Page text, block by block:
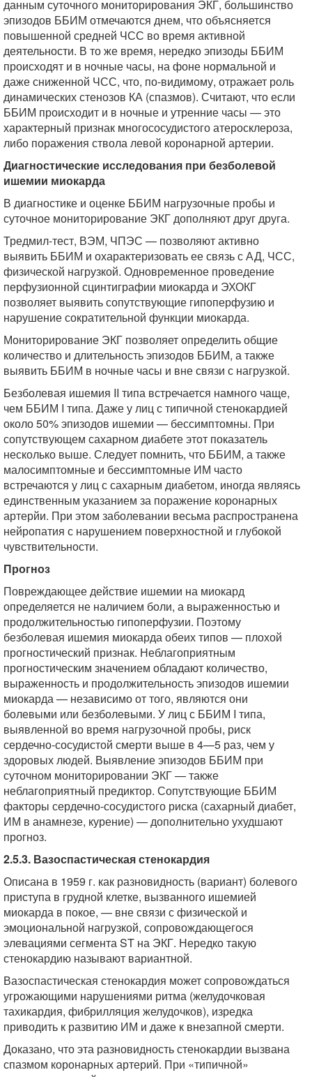
данным суточного мониторирования ЭКГ, большинство
эпизодов ББИМ отмечаются днем, что объясняется
повышенной средней ЧСС во время активной
деятельности. В то же время, нередко эпизоды ББИМ
происходят и в ночные часы, на фоне нормальной и
даже сниженной ЧСС, что, по-видимому, отражает роль
динамических стенозов КА (спазмов). Считают, что если
ББИМ происходит и в ночные и утренние часы — это
характерный признак многососудистого атеросклероза,
либо поражения ствола левой коронарной артерии.
Диагностические исследования при безболевой
ишемии миокарда
В диагностике и оценке ББИМ нагрузочные пробы и
суточное мониторирование ЭКГ дополняют друг друга.
Тредмил-тест, ВЭМ, ЧПЭС — позволяют активно
выявить ББИМ и охарактеризовать ее связь с АД, ЧСС,
физической нагрузкой. Одновременное проведение
перфузионной сцинтиграфии миокарда и ЭХОКГ
позволяет выявить сопутствующие гипоперфузию и
нарушение сократительной функции миокарда.
Мониторирование ЭКГ позволяет определить общие
количество и длительность эпизодов ББИМ, а также
выявить ББИМ в ночные часы и вне связи с нагрузкой.
Безболевая ишемия II типа встречается намного чаще,
чем ББИМ I типа. Даже у лиц с типичной стенокардией
около 50% эпизодов ишемии — бессимптомны. При
сопутствующем сахарном диабете этот показатель
несколько выше. Следует помнить, что ББИМ, а также
малосимптомные и бессимптомные ИМ часто
встречаются у лиц с сахарным диабетом, иногда являясь
единственным указанием за поражение коронарных
артерйи. При этом заболевании весьма распространена
нейропатия с нарушением поверхностной и глубокой
чувствительности.
Прогноз
Повреждающее действие ишемии на миокард
определяется не наличием боли, а выраженностью и
продолжительностью гипоперфузии. Поэтому
безболевая ишемия миокарда обеих типов — плохой
прогностический признак. Неблагоприятным
прогностическим значением обладают количество,
выраженность и продолжительность эпизодов ишемии
миокарда — независимо от того, являются они
болевыми или безболевыми. У лиц с ББИМ I типа,
выявленной во время нагрузочной пробы, риск
сердечно-сосудистой смерти выше в 4—5 раз, чем у
здоровых людей. Выявление эпизодов ББИМ при
суточном мониторировании ЭКГ — также
неблагоприятный предиктор. Сопутствующие ББИМ
факторы сердечно-сосудистого риска (сахарный диабет,
ИМ в анамнезе, курение) — дополнительно ухудшают
прогноз.
2.5.3. Вазоспастическая стенокардия
Описана в 1959 г. как разновидность (вариант) болевого
приступа в грудной клетке, вызванного ишемией
миокарда в покое, — вне связи с физической и
эмоциональной нагрузкой, сопровождающегося
элевациями сегмента ST на ЭКГ. Нередко такую
стенокардию называют вариантной.
Вазоспастическая стенокардия может сопровождаться
угрожающими нарушениями ритма (желудочковая
тахикардия, фибрилляция желудочков), изредка
приводить к развитию ИМ и даже к внезапной смерти.
Доказано, что эта разновидность стенокардии вызвана
спазмом коронарных артерий. При «типичной»